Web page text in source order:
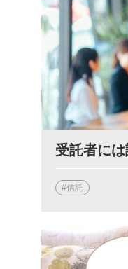
受託者に
#信託